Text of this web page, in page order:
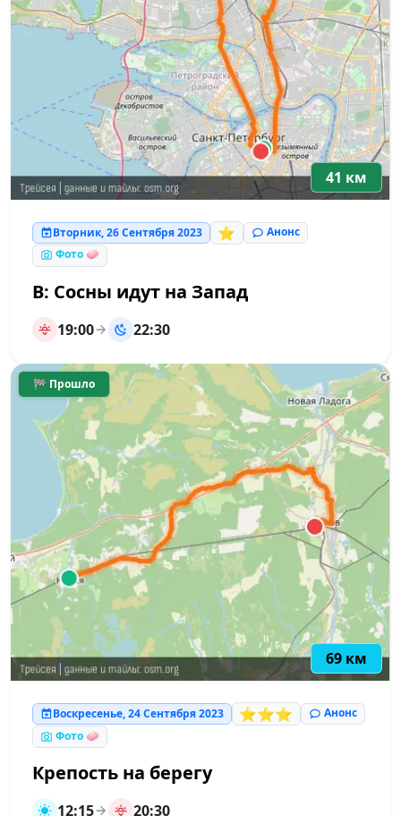
41 км
Вторник, 26 Сентября 2023 ⭐
Анонс
Фото 🧼
В: Сосны идут на Запад
19:00 22:30
🏁 Прошло
69 км
Воскресенье, 24 Сентября 2023 ⭐⭐⭐
Анонс
Фото 🧼
Крепость на берегу
12:15 20:30